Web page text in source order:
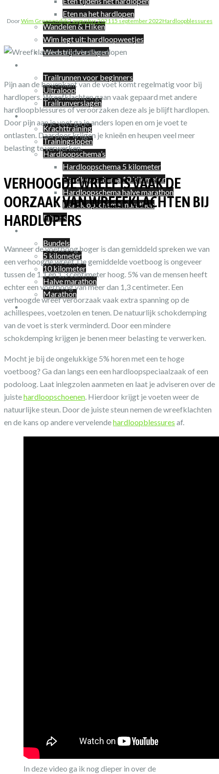
Eten na het hardlopen
Wandelen & Hiken
Wim legt uit: hardloopweetjes
Wedstrijdverslagen
Trailrunnen voor beginners
Ultraloop
Trailrunverslagen
Training
Krachttraining
Trainingslopen
Hardloopschema’s
Hardloopschema 5 kilometer
Hardloopschema 10 kilometer
Hardloopschema halve marathon
Hardloopschema marathon
Fitness
Bundels
5 kilometer
10 kilometer
Halve marathon
Marathon
Winkelwagen
DoorWim Groenendijk2 augustus 202115 september 2022Hardloopblessures
Pijn aan de bovenkant van de voet komt regelmatig voor bij
hardlopers. Wreefklachten gaan vaak gepaard met andere
hardloopblessures of veroorzaken deze als je blijft hardlopen.
Door pijn aan je voet ga je anders lopen en om je voet te
ontlasten. Daardoor krijgen je knieën en heupen veel meer
belasting te verwerken.
VERHOOGDE WREEF IS VAAK DE
OORZAAK VAN WREEFKLACHTEN BIJ
HARDLOPERS
Wanneer de voetboog hoger is dan gemiddeld spreken we van
een verhoogde wreef. De gemiddelde voetboog is ongeveer
tussen de 1,1 en 1,3 centimeter hoog. 5% van de mensen heeft
echter een voetboog van meer dan 1,3 centimeter. Een
verhoogde wreef veroorzaak vaak extra spanning op de
achillespees, voetzolen en tenen. De natuurlijk schokdemping
van de voet is sterk verminderd. Door een mindere
schokdemping krijgen je benen meer belasting te verwerken.
Mocht je bij de ongelukkige 5% horen met een te hoge
voetboog? Ga dan langs een een hardloopspeciaalzaak of een
podoloog. Laat inlegzolen aanmeten en laat je adviseren over de
juistehardloopschoenen. Hierdoor krijgt je voeten weer de
natuurlijke steun. Door de juiste steun nemen de wreefklachten
en de kans op andere vervelendehardloopblessures af.
In deze video ga ik nog dieper in over de